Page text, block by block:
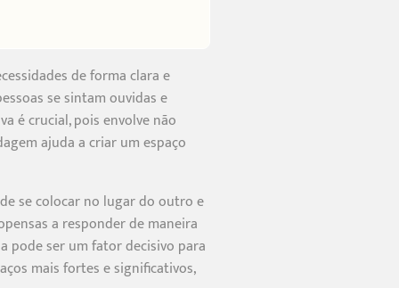
de forma clara e
se sintam ouvidas e
é crucial, pois envolve não
ajuda a criar um espaço
se colocar no lugar do outro e
a responder de maneira
pode ser um fator decisivo para
mais fortes e significativos,